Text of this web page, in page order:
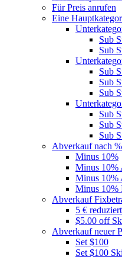
Für Preis anrufen
Eine
Sub
Sub
Sub
Sub
Sub
Sub
Sub
Sub
Abverkauf nach %
Minus 10%
Minus 10%
Minus 10%
Minus 10%
Abverkauf
5 € reduziert
$5.00 off
Abverkauf neuer
Set $100
Set $100